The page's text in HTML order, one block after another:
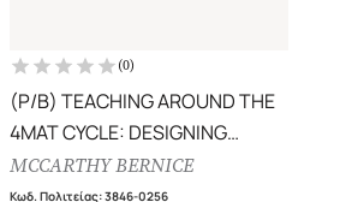
(0)
(P/B) TEACHING AROUND THE
4MAT CYCLE: DESIGNING
INSTRUCTION FOR DIVERSE
LEARNERS WITH DIVERSE
MCCARTHY BERNICE
Κωδ. Πολιτείας:3846-0256